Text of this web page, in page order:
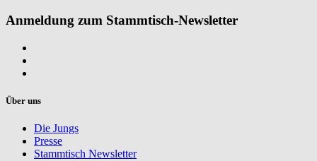
Anmeldung zum Stammtisch-Newsletter
Über uns
Die Jungs
Presse
Stammtisch Newsletter